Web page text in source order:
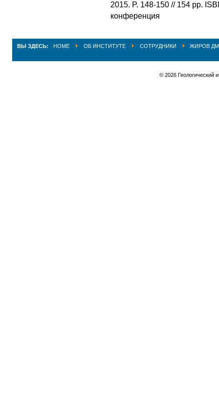
2015. P. 148-150 // 154 pp.
конференция
ВЫ ЗДЕСЬ: HOME ОБ ИНСТИТУТЕ СОТРУДНИКИ ЖИРОВ
© 2026 Геологический